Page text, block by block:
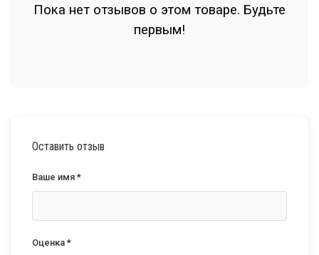
Пока нет отзывов о этом товаре. Будьте
первым!
Оставить отзыв
Ваше имя *
Оценка *